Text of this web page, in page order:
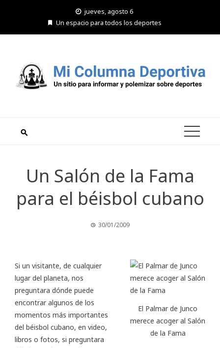
jueves, agosto 6
Un espacio para todos los deportes
Un Salón de la Fama
para el béisbol cubano
30/01/2009
El Palmar de Junco
merece acoger al Salón
de la Fama
Si un visitante, de cualquier
lugar del planeta, nos
preguntara dónde puede
encontrar algunos de los
momentos más importantes
del béisbol cubano, en video,
libros o fotos, si preguntara